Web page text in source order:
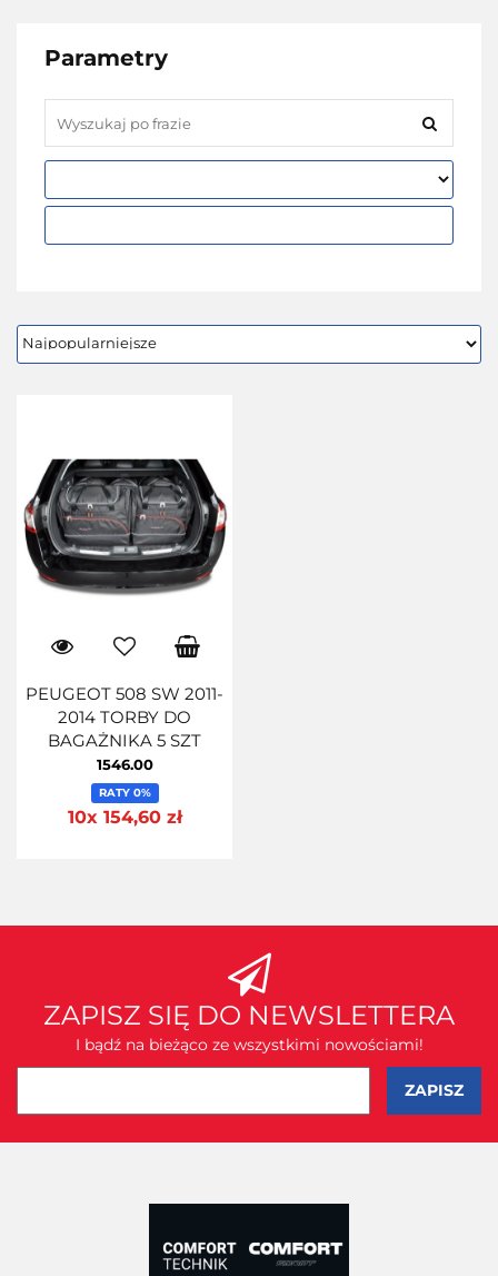
Parametry
PEUGEOT 508 SW 2011-
2014 TORBY DO
BAGAŻNIKA 5 SZT
1546.00
RATY 0%
10x 154,60 zł
ZAPISZ SIĘ DO NEWSLETTERA
I bądź na bieżąco ze wszystkimi nowościami!